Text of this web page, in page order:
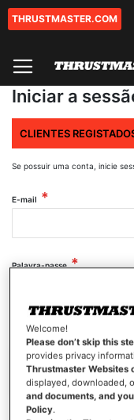
Conteúdo
THRUSTMASTER.COM
Iniciar a
CLIENTES
Se possuir uma conta, inicie
E-mail
Palavra-passe
Mostrar palavra-passe
Welcome!
Please don’t skip this
provides privacy
Thrustmaster Websites
displayed, downloaded,
and documents, and
Policy.